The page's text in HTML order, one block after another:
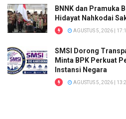
BNNK dan Pramuka
Hidayat Nahkodai
AGUSTUS 5, 2026 |
SMSI Dorong
Minta BPK Perkuat
Instansi Negara
AGUSTUS 5, 2026 |